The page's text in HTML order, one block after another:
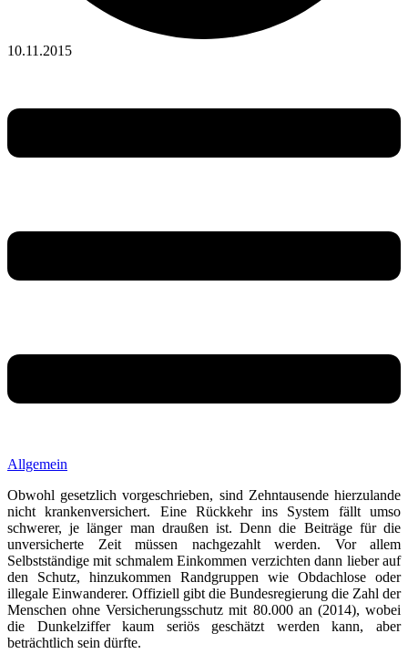
10.11.2015
Allgemein
Obwohl gesetzlich vorgeschrieben, sind Zehntausende hierzulande
nicht krankenversichert. Eine Rückkehr ins System fällt umso
schwerer, je länger man draußen ist. Denn die Beiträge für die
unversicherte Zeit müssen nachgezahlt werden. Vor allem
Selbstständige mit schmalem Einkommen verzichten dann lieber auf
den Schutz, hinzukommen Randgruppen wie Obdachlose oder
illegale Einwanderer. Offiziell gibt die Bundesregierung die Zahl der
Menschen ohne Versicherungsschutz mit 80.000 an (2014), wobei
die Dunkelziffer kaum seriös geschätzt werden kann, aber
beträchtlich sein dürfte.